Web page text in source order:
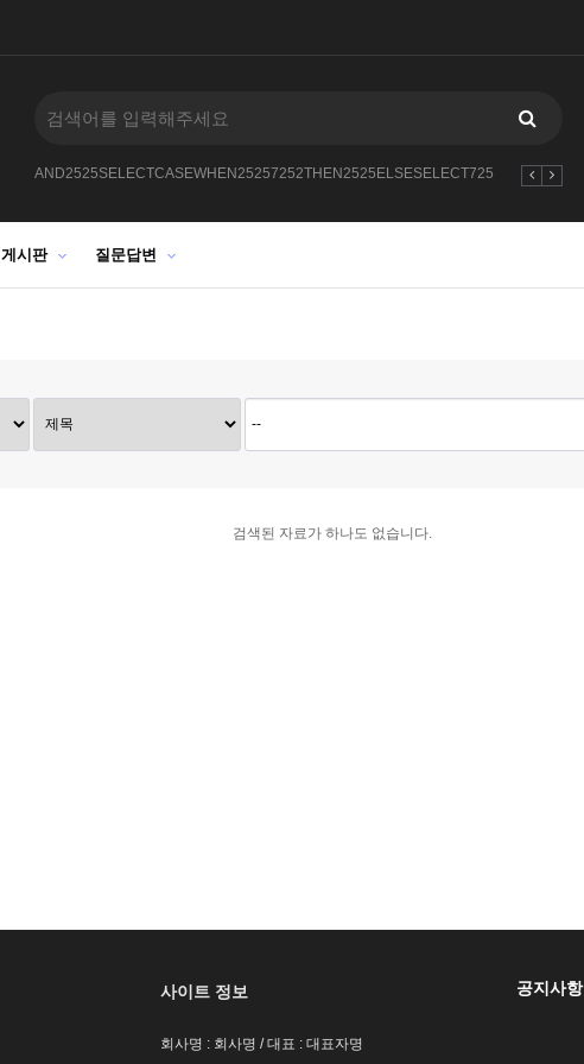
AND2525SELECTCASEWHEN25257252THEN2525ELSESELECT725 ---1
게시판 질문답변
검색된 자료가 하나도 없습니다.
사이트 정보
회사명 : 회사명 / 대표 : 대표자명
공지사항